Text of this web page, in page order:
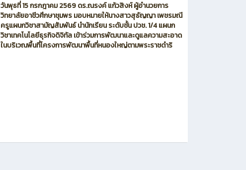
วันพุธที่ 15 กรกฎาคม 2569 ดร.ณรงค์ แก้วสิงห์ ผู้อำนวยการ
วิทยาลัยอาชีวศึกษาชุมพร มอบหมายให้นางสาวสุธัญญา เพชรมณี
ครูแผนกวิชาสามัญสัมพันธ์ นำนักเรียน ระดับชั้น ปวช. 1/4 แผนก
วิชาเทคโนโลยีธุรกิจดิจิทัล เข้าร่วมการพัฒนาและดูแลความสะอาด
ในบริเวณพื้นที่โครงการพัฒนาพื้นที่หนองใหญ่ตามพระราชดำริ